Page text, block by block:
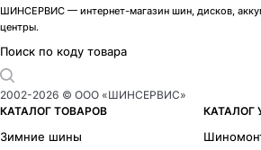
Gislaved
Torero
Kumho
Hankook
Bridgestone
Goodyear
Armstrong
Attar
Bars
Compasal
ШИНСЕРВИС — интернет-магазин шин, дисков,
центры.
Поиск по коду товара
2002-2026 © ООО «ШИНСЕРВИС»
КАТАЛОГ ТОВАРОВ
Зимние шины
КАТАЛОГ